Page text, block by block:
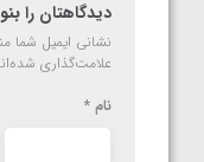
دیدگاهتان را
نشانی ایمیل شما
علامت‌گذاری
نام *